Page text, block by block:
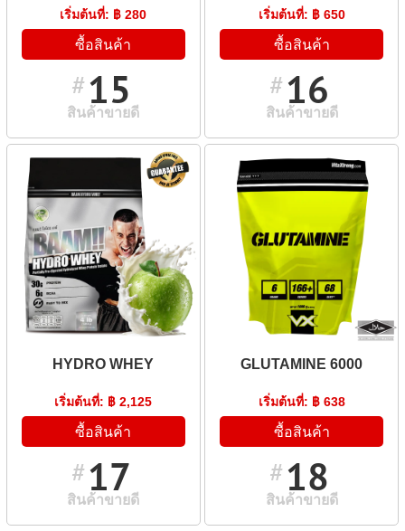
40MG + TURMERIC 52MG
เริ่มต้นที่: ฿ 280
ซื้อสินค้า
#15
สินค้าขายดี
เริ่มต้นที่: ฿ 650
ซื้อสินค้า
#16
สินค้าขายดี
HYDRO WHEY
เริ่มต้นที่: ฿ 2,125
ซื้อสินค้า
#17
สินค้าขายดี
GLUTAMINE 6000
เริ่มต้นที่: ฿ 638
ซื้อสินค้า
#18
สินค้าขายดี